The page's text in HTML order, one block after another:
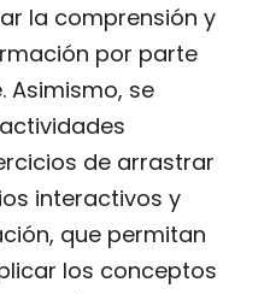
la comprensión y
por parte
Asimismo, se
de arrastrar
interactivos y
que permitan
los conceptos